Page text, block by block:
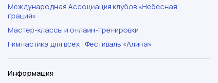
Международная Ассоциация клубов «Небесная
грация»
Мастер-классы и онлайн-тренировки
Гимнастика для всех Фестиваль «Алина»
Информация